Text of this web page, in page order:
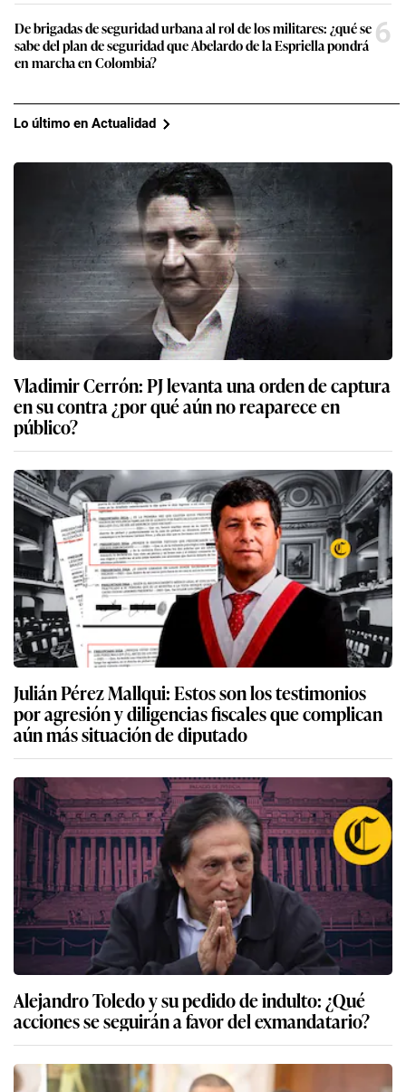
De brigadas de seguridad urbana al rol de los militares: ¿qué se
sabe del plan de seguridad que Abelardo de la Espriella pondrá
en marcha en Colombia?
6
Lo último en Actualidad
Vladimir Cerrón: PJ levanta una orden de captura
en su contra ¿por qué aún no reaparece en
público?
Julián Pérez Mallqui: Estos son los testimonios
por agresión y diligencias fiscales que complican
aún más situación de diputado
Alejandro Toledo y su pedido de indulto: ¿Qué
acciones se seguirán a favor del exmandatario?